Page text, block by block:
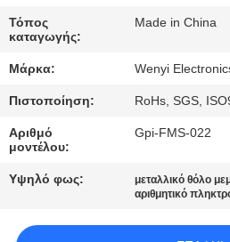
ΜΑΣ
ΕΛΆΤΕ
ΕΠΑΦΉ
ΜΕ
ΈΝΑ
Τόπος
καταγωγής:
Made in China
Μάρκα: Wenyi
Πιστοποίηση: RoHs, SGS,
Αριθμό
μοντέλου:
Gpi-FMS-022
Υψηλό φως: μεταλλικό θόλο
αριθμητικό